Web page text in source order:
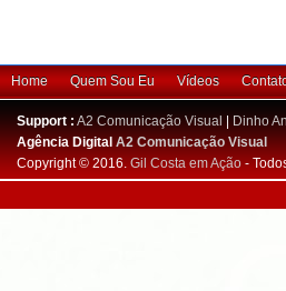
Home Quem Sou Eu Vídeos
Support : A2 Comunicação Visual
Dinho
Agência DigitalA2 Comunicação Visual
Copyright © 2016. Gil Costa em Ação -